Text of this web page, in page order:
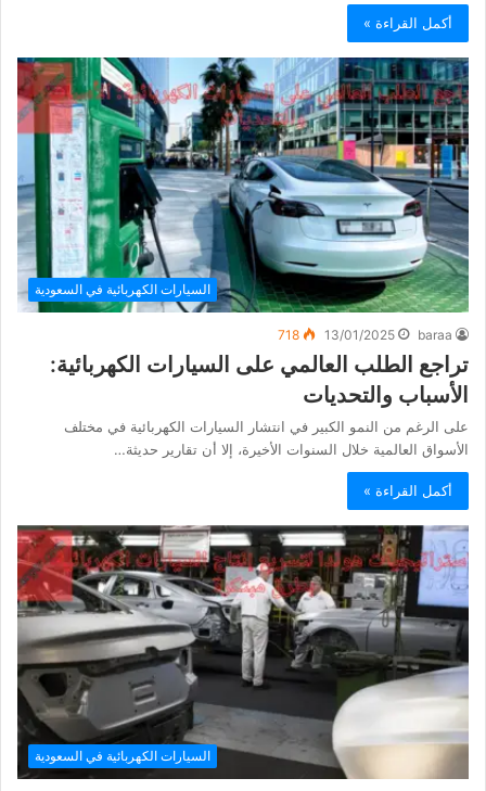
أكمل القراءة »
السيارات الكهربائية في السعودية
baraa
13/01/2025
718
تراجع الطلب العالمي على السيارات الكهربائية:
الأسباب والتحديات
على الرغم من النمو الكبير في انتشار السيارات الكهربائية في مختلف
الأسواق العالمية خلال السنوات الأخيرة، إلا أن تقارير حديثة…
أكمل القراءة »
السيارات الكهربائية في السعودية